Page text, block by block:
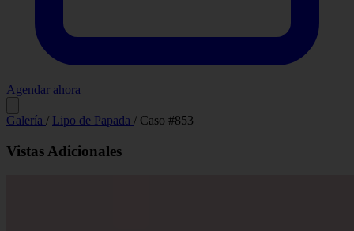
Agendar ahora
Galería / Lipo de Papada / Caso #853
Vistas Adicionales